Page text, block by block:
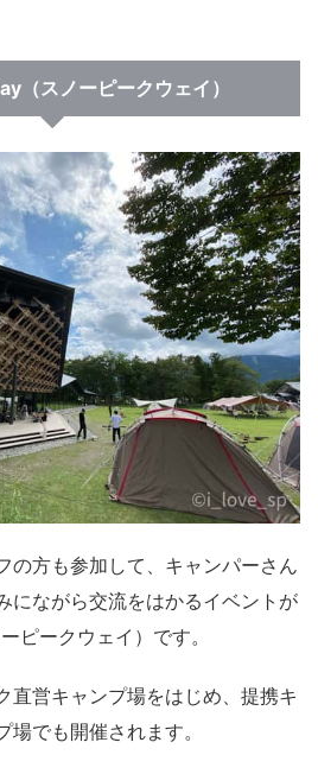
（スノーピークウェイ）
の方も参加して、キャンパーさん
にながら交流をはかるイベントが
ピークウェイ）です。
直営キャンプ場をはじめ、提携キ
でも開催されます。